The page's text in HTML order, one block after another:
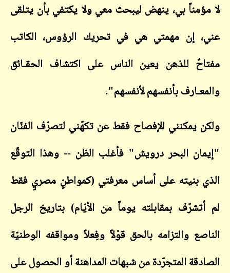
لا مؤمناً بي، ينهض ليبحث معي ولا يكتفي بأن يتلقى
عني، إن مهمتي هي في تحريك الرؤوس، الكاتب
مفتاحٌ للذهن يعين الناس على اكتشاف الحقـائق
والمعـارف بأنفسهم لأنفسهم".
ولكن يمكنني الإفصاح فقط عن تكهّني لتصرّف الفنّان
"إيمان البحر درويش" فأغلب الظن -- وهذا التوقّع
الذي بنيته على أساس معرفتي (كمواطنٍ مصريٍ فقط
لم أتشرّف بمقابلته يوماً من الأيّام) بتاريخ الرجل
الناصع والتزامه بالحق قوْلاً وفِعلاً ومواقفه الوطنيّة
الصادقة المتجرّدة من شبهات المداهنة أو الحصول على